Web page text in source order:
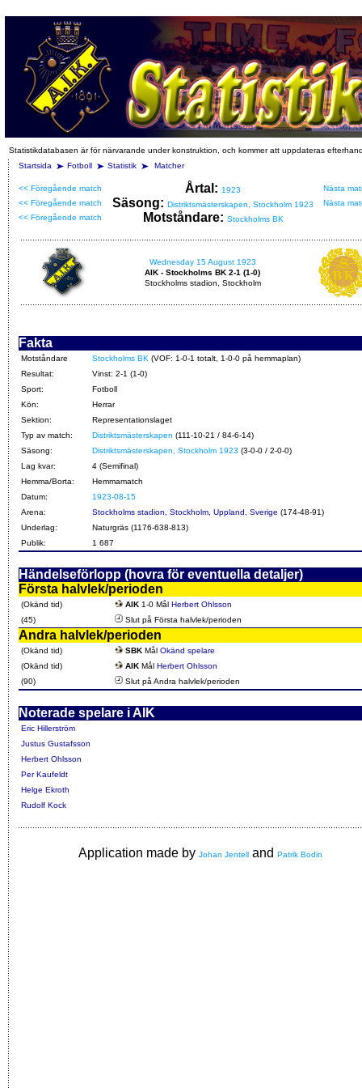
Statistikdatabasen är för närvarande under konstruktion, och kommer att uppdateras
Startsida
Fotboll Statistik Matcher
<< Föregående match Årtal: 1923
Nästa
<< Föregående match
Säsong: Distriktsmästerskapen, Stockholm 1923
Nästa
<< Föregående match
Motståndare: Stockholms BK
Wednesday 15 August 1923
AIK - Stockholms BK 2-1 (1-0)
Stockholms stadion, Stockholm
Fakta
Motståndare Stockholms BK (VOF: 1-0-1 totalt, 1-0-0 på hemmaplan)
Resultat:
Vinst: 2-1 (1-0)
Sport:
Fotboll
Kön:
Herrar
Sektion:
Representationslaget
Typ av match:
Distriktsmästerskapen (111-10-21 / 84-6-14)
Säsong:
Distriktsmästerskapen, Stockholm 1923 (3-0-0 / 2-0-0)
Lag kvar:
4 (Semifinal)
Hemma/Borta:
Hemmamatch
Datum:
1923-08-15
Arena:
Stockholms stadion, Stockholm, Uppland, Sverige (174-48-91)
Underlag:
Naturgräs (1176-638-813)
Publik:
1 687
Händelseförlopp (hovra för eventuella detaljer)
Första halvlek/perioden
(Okänd tid) AIK 1-0 Mål Herbert Ohlsson
(45)
Slut på Första halvlek/perioden
Andra halvlek/perioden
(Okänd tid) SBK Mål Okänd spelare
(Okänd tid)
AIK Mål Herbert Ohlsson
(90)
Slut på Andra halvlek/perioden
Noterade spelare i AIK
Eric Hillerström
Justus Gustafsson
Herbert Ohlsson
Per Kaufeldt
Helge Ekroth
Rudolf Kock
Application made by Johan Jentell and Patrik Bodin